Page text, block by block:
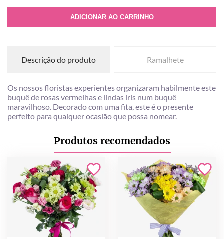
ADICIONAR AO CARRINHO
Descrição do produto Ramalhete
Os nossos floristas experientes organizaram habilmente este
buquê de rosas vermelhas e lindas íris num buquê
maravilhoso. Decorado com uma fita, este é o presente
perfeito para qualquer ocasião que possa nomear.
Produtos recomendados